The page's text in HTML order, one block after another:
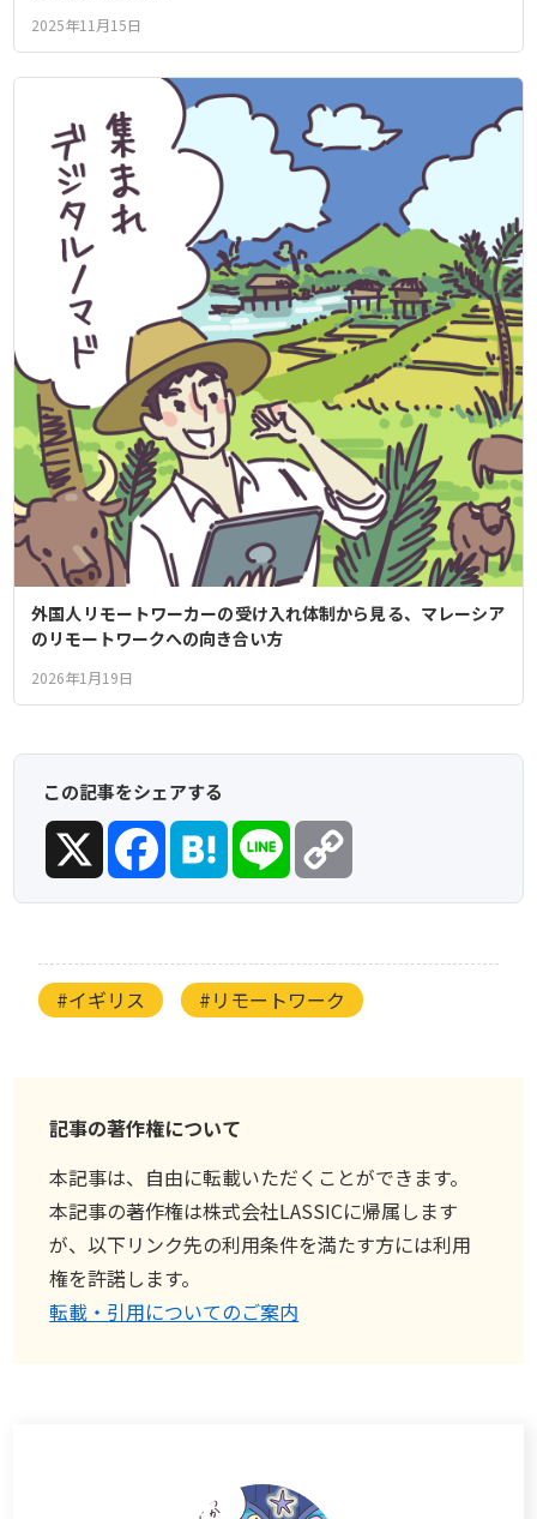
2025年11月15日
外国人リモートワーカーの受け入れ体制から見る、マレーシア
のリモートワークへの向き合い方
2026年1月19日
この記事をシェアする
X FacebookHatenaLine
#イギリス #リモートワーク
記事の著作権について
本記事は、自由に転載いただくことができます。
本記事の著作権は株式会社LASSICに帰属します
が、以下リンク先の利用条件を満たす方には利用
権を許諾します。
転載・引用についてのご案内